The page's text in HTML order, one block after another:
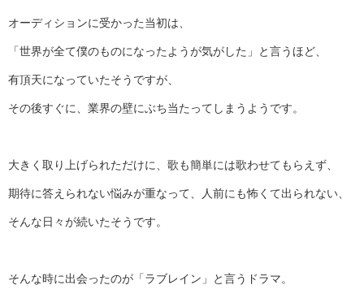
オーディションに受かった当初は、
「世界が全て僕のものになったようが気がした」と言うほど、
有頂天になっていたそうですが、
その後すぐに、業界の壁にぶち当たってしまうようです。
大きく取り上げられただけに、歌も簡単には歌わせてもらえず、
期待に答えられない悩みが重なって、人前にも怖くて出られない、
そんな日々が続いたそうです。
そんな時に出会ったのが「ラブレイン」と言うドラマ。